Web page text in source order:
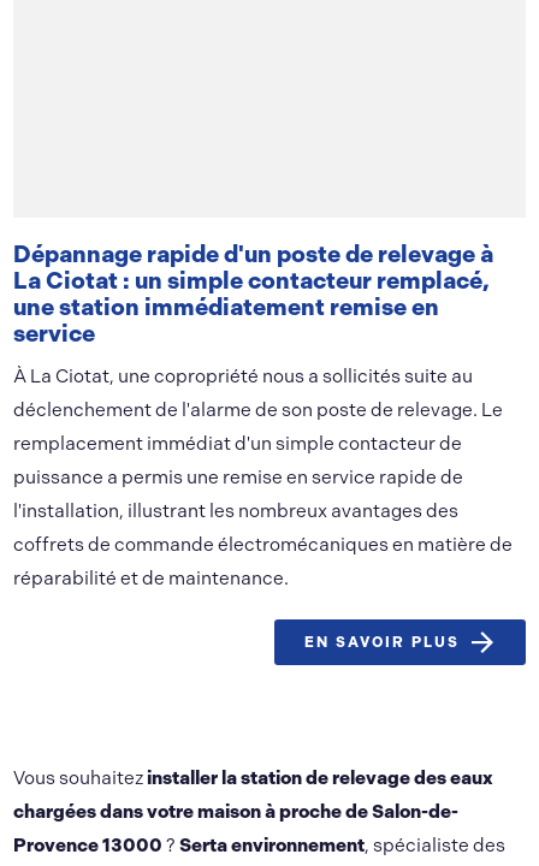
Dépannage rapide d'un poste de relevage à
La Ciotat : un simple contacteur remplacé,
une station immédiatement remise en
service
À La Ciotat, une copropriété nous a sollicités suite au
déclenchement de l'alarme de son poste de relevage. Le
remplacement immédiat d'un simple contacteur de
puissance a permis une remise en service rapide de
l'installation, illustrant les nombreux avantages des
coffrets de commande électromécaniques en matière de
réparabilité et de maintenance.
EN SAVOIR PLUS
Vous souhaitez installer la station de relevage des eaux
chargées dans votre maison à proche de Salon-de-
Provence 13000 ?Serta environnement, spécialiste des